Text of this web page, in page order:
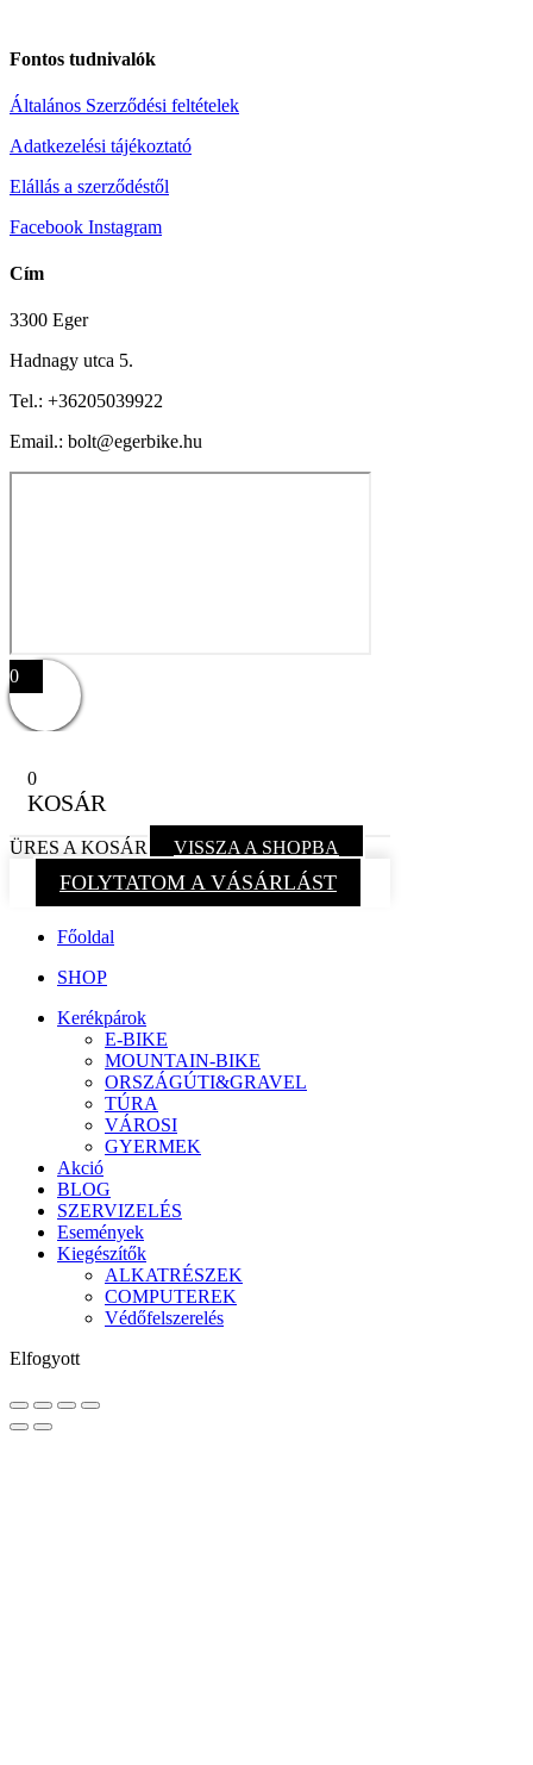
Fontos tudnivalók
Általános Szerződési feltételek
Adatkezelési tájékoztató
Elállás a szerződéstől
Facebook Instagram
Cím
3300 Eger
Hadnagy utca 5.
Tel.: +36205039922
Email.: bolt@egerbike.hu
0
0
KOSÁR
ÜRES A KOSÁR VISSZA A SHOPBA
FOLYTATOM A VÁSÁRLÁST
Főoldal
SHOP
Kerékpárok
E-BIKE
MOUNTAIN-BIKE
ORSZÁGÚTI&GRAVEL
TÚRA
VÁROSI
GYERMEK
Akció
BLOG
SZERVIZELÉS
Események
Kiegészítők
ALKATRÉSZEK
COMPUTEREK
Védőfelszerelés
Elfogyott